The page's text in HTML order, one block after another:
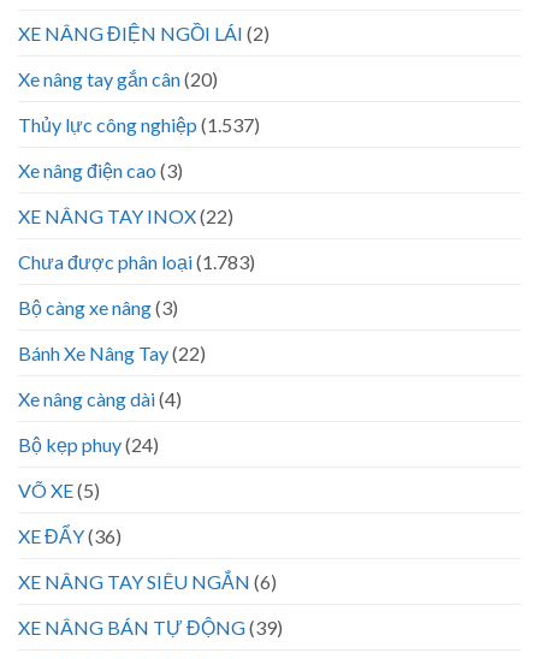
XE NÂNG ĐIỆN NGỒI LÁI (2)
Xe nâng tay gắn cân(20)
Thủy lực công nghiệp (1.537)
Xe nâng điện cao (3)
XE NÂNG TAY INOX(22)
Chưa được phân loại(1.783)
Bộ càng xe nâng(3)
Bánh Xe Nâng Tay(22)
Xe nâng càng dài(4)
Bộ kẹp phuy(24)
VÕ XE(5)
XE ĐẨY(36)
XE NÂNG TAY SIÊU NGẮN (6)
XE NÂNG BÁN TỰ ĐỘNG(39)